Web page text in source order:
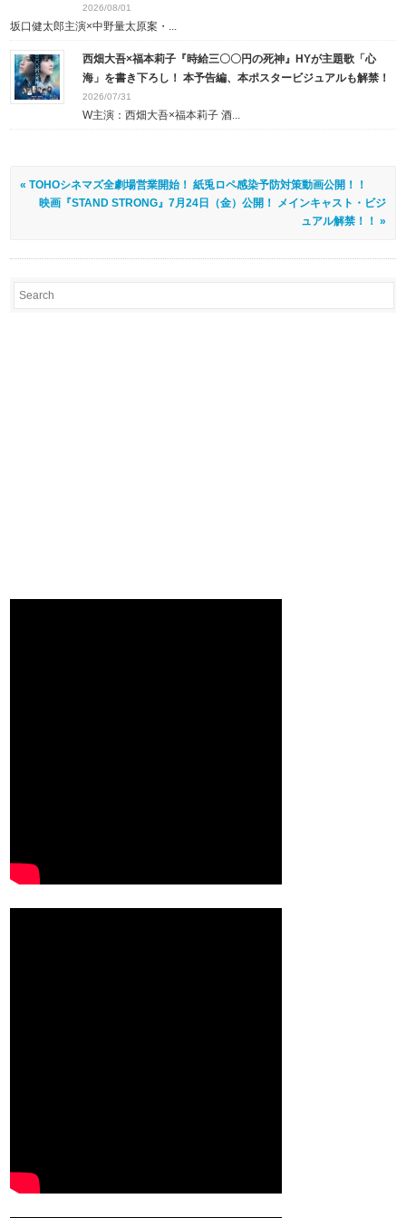
2026/08/01
坂口健太郎主演×中野量太原案・...
西畑大吾×福本莉子『時給三〇〇円の死神』HYが主題歌「心
海」を書き下ろし！ 本予告編、本ポスタービジュアルも解禁！
2026/07/31
W主演：西畑大吾×福本莉子 酒...
« TOHOシネマズ全劇場営業開始！ 紙兎ロペ感染予防対策動画公開！！
映画『STAND STRONG』7月24日（金）公開！ メインキャスト・ビジ
ュアル解禁！！ »